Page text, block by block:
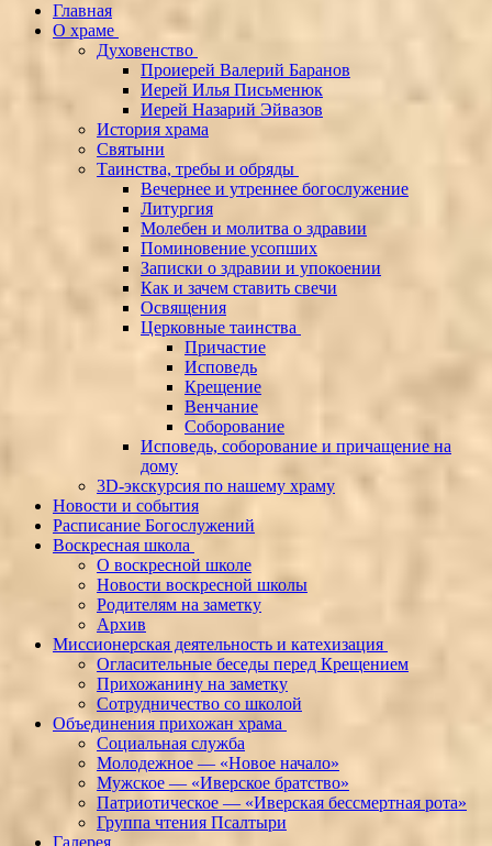
Главная
О храме
Духовенство
Проиерей Валерий Баранов
Иерей Илья Письменюк
Иерей Назарий Эйвазов
История храма
Святыни
Таинства, требы и обряды
Вечернее и утреннее богослужение
Литургия
Молебен и молитва о здравии
Поминовение усопших
Записки о здравии и упокоении
Как и зачем ставить свечи
Освящения
Церковные таинства
Причастие
Исповедь
Крещение
Венчание
Соборование
Исповедь, соборование и причащение на
дому
3D-экскурсия по нашему храму
Новости и события
Расписание Богослужений
Воскресная школа
О воскресной школе
Новости воскресной школы
Родителям на заметку
Архив
Миссионерская деятельность и катехизация
Огласительные беседы перед Крещением
Прихожанину на заметку
Сотрудничество со школой
Объединения прихожан храма
Социальная служба
Молодежное — «Новое начало»
Мужское — «Иверское братство»
Патриотическое — «Иверская бессмертная рота»
Группа чтения Псалтыри
Галерея